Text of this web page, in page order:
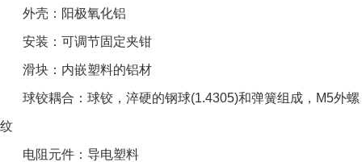
外壳：阳极氧化铝
安装：可调节固定夹钳
滑块：内嵌塑料的铝材
球铰耦合：球铰，淬硬的钢球(1.4305)和弹簧组成，M5外螺
纹
电阻元件：导电塑料